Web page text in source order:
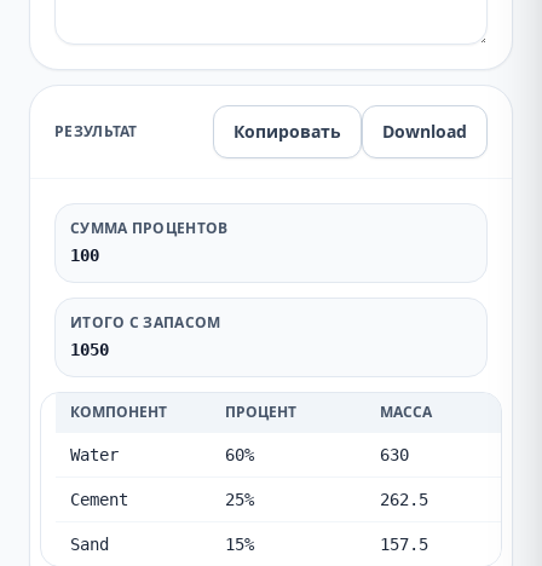
РЕЗУЛЬТАТ Копировать Download
СУММА ПРОЦЕНТОВ
100
ИТОГО С ЗАПАСОМ
1050
КОМПОНЕНТ ПРОЦЕНТ МАССА
Water 60% 630
Cement 25% 262.5
Sand 15% 157.5